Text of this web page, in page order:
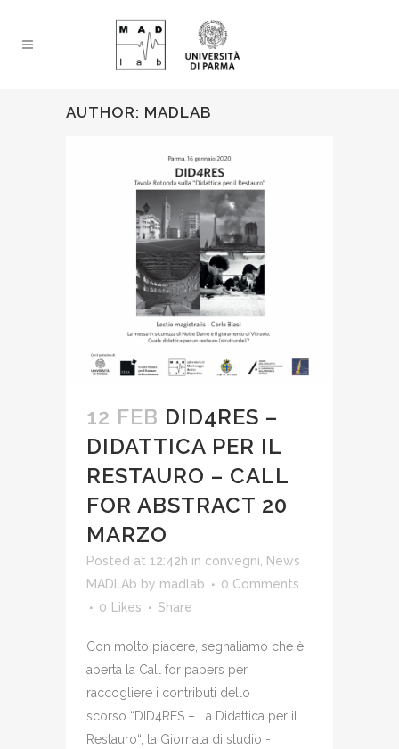
AUTHOR: MADLAB
12 FEB DID4RES –
DIDATTICA PER IL
RESTAURO – CALL
FOR ABSTRACT 20
MARZO
Posted at 12:42h in convegni News
MADLAb by madlab
0 Comments
0 Likes Share
Con molto piacere, segnaliamo che è
aperta la Call for papers per
raccogliere i contributi dello
scorso “DID4RES – La Didattica per il
Restauro“, la Giornata di studio -